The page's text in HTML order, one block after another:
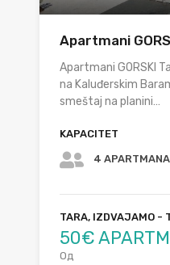
Apartmani
Apartmani GORSKI
na Kaluđerskim
smeštaj na planini…
KAPACITET
4 APARTMANA
TARA, IZDVAJAMO -
50€
Од